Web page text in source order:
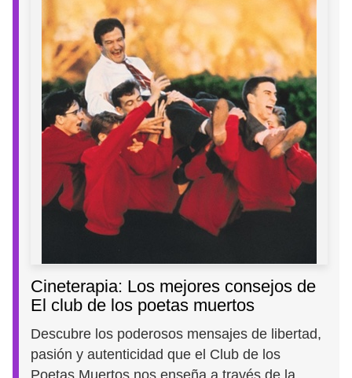
Cineterapia: Los mejores consejos de
El club de los poetas muertos
Descubre los poderosos mensajes de libertad,
pasión y autenticidad que el Club de los
Poetas Muertos nos enseña a través de la